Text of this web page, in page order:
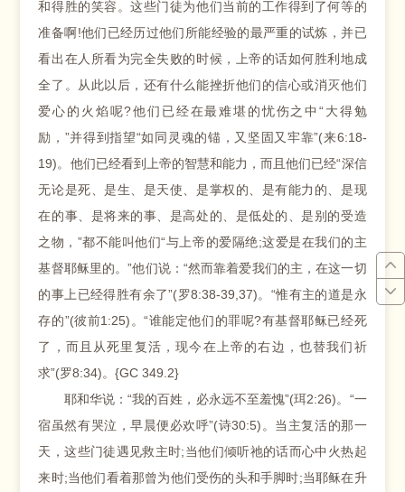
和得胜的笑容。这些门徒为他们当前的工作得到了何等的
准备啊!他们已经历过他们所能经验的最严重的试炼，并已
看出在人所看为完全失败的时候，上帝的话如何胜利地成
全了。从此以后，还有什么能挫折他们的信心或消灭他们
爱心的火焰呢?他们已经在最难堪的忧伤之中“大得勉
励，”并得到指望“如同灵魂的锚，又坚固又牢靠”(来6:18-
19)。他们已经看到上帝的智慧和能力，而且他们已经“深信
无论是死、是生、是天使、是掌权的、是有能力的、是现
在的事、是将来的事、是高处的、是低处的、是别的受造
之物，”都不能叫他们“与上帝的爱隔绝;这爱是在我们的主
基督耶稣里的。”他们说：“然而靠着爱我们的主，在这一切
的事上已经得胜有余了”(罗8:38-39,37)。“惟有主的道是永
存的”(彼前1:25)。“谁能定他们的罪呢?有基督耶稣已经死
了，而且从死里复活，现今在上帝的右边，也替我们祈
求”(罗8:34)。{GC 349.2}
耶和华说：“我的百姓，必永远不至羞愧”(珥2:26)。“一
宿虽然有哭泣，早晨便必欢呼”(诗30:5)。当主复活的那一
天，这些门徒遇见救主时;当他们倾听祂的话而心中火热起
来时;当他们看着那曾为他们受伤的头和手脚时;当耶稣在升